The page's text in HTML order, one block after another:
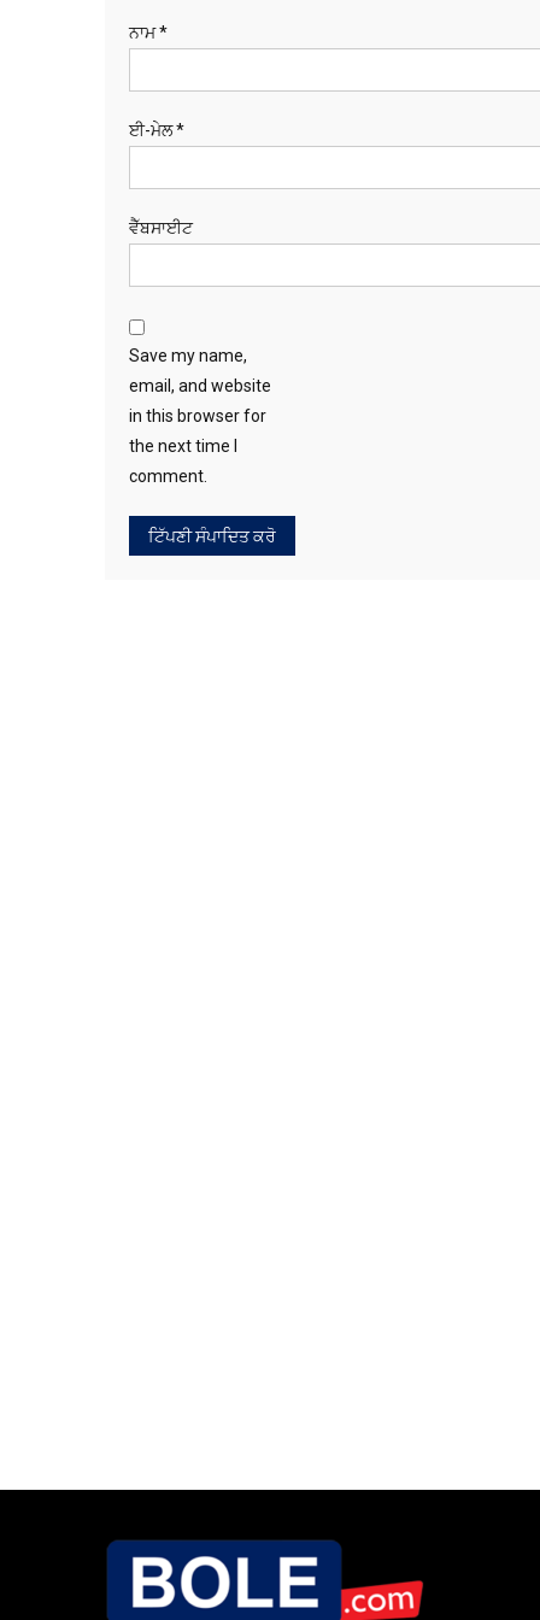
ਨਾਮ*
ਈ-ਮੇਲ*
ਵੈੱਬਸਾਈਟ
Save my name,
email, and website
in this browser for
the next time I
comment.